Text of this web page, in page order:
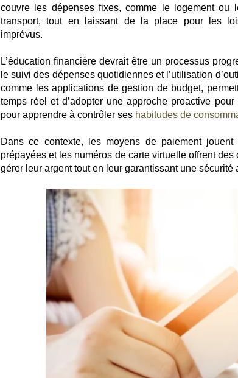
couvre les dépenses fixes, comme le logement ou
transport, tout en laissant de la place pour les
imprévus.
L’éducation financière devrait être un processus
le suivi des dépenses quotidiennes et l’utilisation
comme les applications de gestion de budget,
temps réel et d’adopter une approche proactive
pour apprendre à contrôler ses habitudes de
Dans ce contexte, les moyens de paiement
prépayées et les numéros de carte virtuelle offrent
gérer leur argent tout en leur garantissant une sécurité